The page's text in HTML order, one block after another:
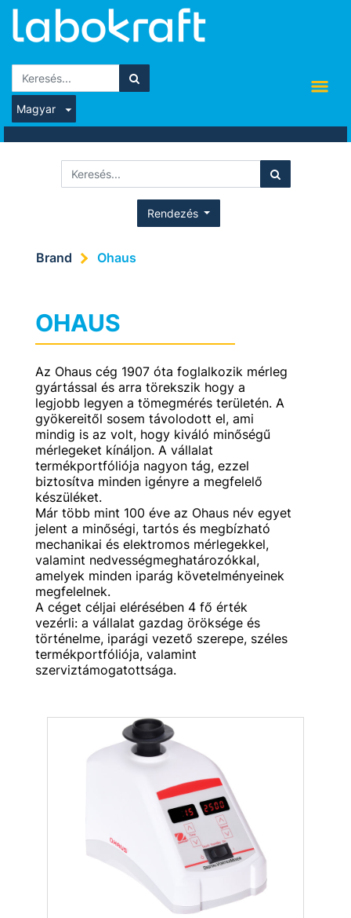
Magyar
Rendezés
Brand Ohaus
OHAUS
Az Ohaus cég 1907 óta foglalkozik mérleg
gyártással és arra törekszik hogy a
legjobb legyen a tömegmérés területén. A
gyökereitől sosem távolodott el, ami
mindig is az volt, hogy kiváló minőségű
mérlegeket kínáljon. A vállalat
termékportfóliója nagyon tág, ezzel
biztosítva minden igényre a megfelelő
készüléket.
Már több mint 100 éve az Ohaus név egyet
jelent a minőségi, tartós és megbízható
mechanikai és elektromos mérlegekkel,
valamint nedvességmeghatározókkal,
amelyek minden iparág követelményeinek
megfelelnek.
A céget céljai elérésében 4 fő érték
vezérli: a vállalat gazdag öröksége és
történelme, iparági vezető szerepe, széles
termékportfóliója, valamint
szerviztámogatottsága.